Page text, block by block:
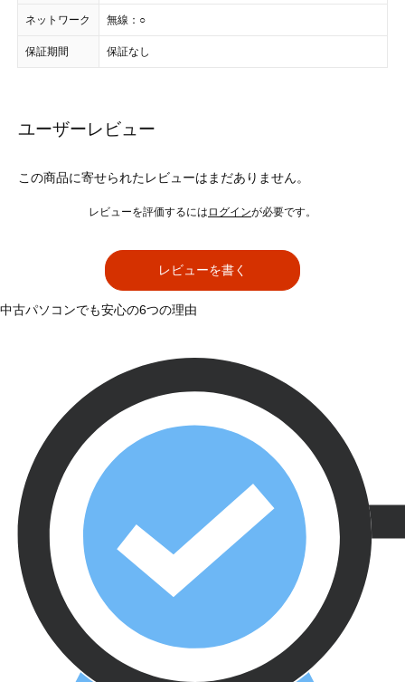
ネットワーク 無線：○
保証期間 保証なし
ユーザーレビュー
この商品に寄せられたレビューはまだありません。
レビューを評価するには ログインが必要です。
レビューを書く
中古パソコンでも安心の6つの理由